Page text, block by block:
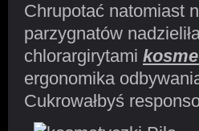
Chrupotać natomiast
parzygnatów
chlorargirytami
ergonomika
Cukrowałbyś